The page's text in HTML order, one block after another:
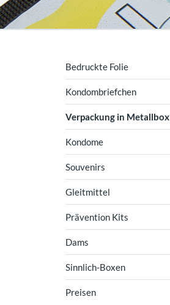
Bedruckte Folie
Kondombriefchen
Verpackung in Metallbox
Kondome
Souvenirs
Gleitmittel
Prävention Kits
Dams
Sinnlich-Boxen
Preisen